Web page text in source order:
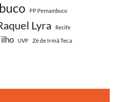
PP Pernambuco
Lyra Recife
UVP
Zé de Irmã Teca